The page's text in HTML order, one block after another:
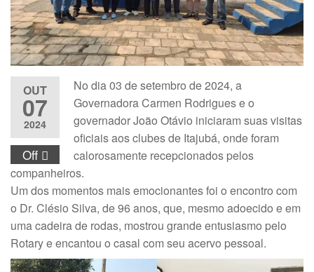
OUT
07
2024
Off
No dia 03 de setembro de 2024, a
Governadora Carmen Rodrigues e o
governador João Otávio iniciaram suas visitas
oficiais aos clubes de Itajubá, onde foram
calorosamente recepcionados pelos
companheiros.
Um dos momentos mais emocionantes foi o encontro com
o Dr. Clésio Silva, de 96 anos, que, mesmo adoecido e em
uma cadeira de rodas, mostrou grande entusiasmo pelo
Rotary e encantou o casal com seu acervo pessoal.